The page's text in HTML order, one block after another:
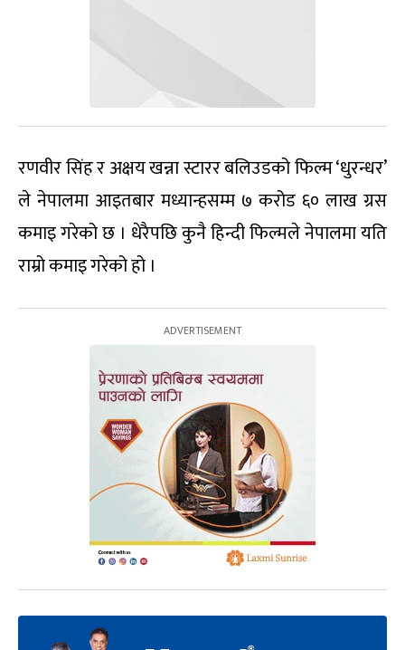
रणवीर सिंह र अक्षय खन्ना स्टारर बलिउडको फिल्म ‘धुरन्धर’
ले नेपालमा आइतबार मध्यान्हसम्म ७ करोड ६० लाख ग्रस
कमाइ गरेको छ । धेरैपछि कुनै हिन्दी फिल्मले नेपालमा यति
राम्रो कमाइ गरेको हो ।